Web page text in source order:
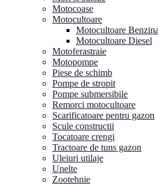
Motocoase
Motocultoare
Motocultoare Benzina
Motocultoare Diesel
Motoferastraie
Motopompe
Piese de schimb
Pompe de stropit
Pompe submersibile
Remorci motocultoare
Scarificatoare pentru gazon
Scule constructii
Tocatoare crengi
Tractoare de tuns gazon
Uleiuri utilaje
Unelte
Zootehnie